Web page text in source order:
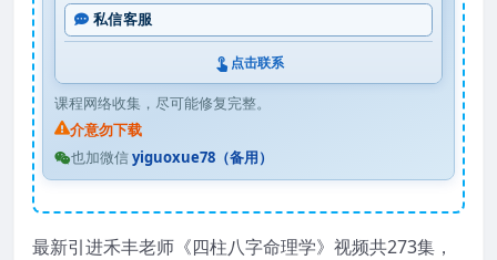
私信客服
点击联系
课程网络收集，尽可能修复完整。
介意勿下载
也加微信yiguoxue78（备用）
最新引进禾丰老师《四柱八字命理学》视频共273集，